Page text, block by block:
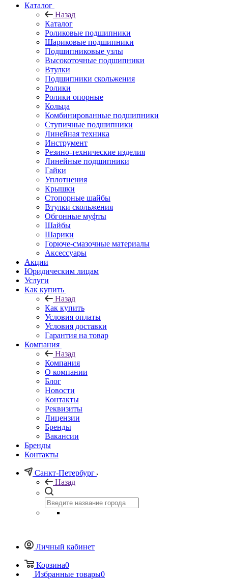
Каталог
Назад
Каталог
Роликовые подшипники
Шариковые подшипники
Подшипниковые узлы
Высокоточные подшипники
Втулки
Подшипники скольжения
Ролики
Ролики опорные
Кольца
Комбинированные подшипники
Ступичные подшипники
Линейная техника
Инструмент
Резино-технические изделия
Линейные подшипники
Гайки
Уплотнения
Крышки
Стопорные шайбы
Втулки скольжения
Обгонные муфты
Шайбы
Шарики
Горюче-смазочные материалы
Аксессуары
Акции
Юридическим лицам
Услуги
Как купить
Назад
Как купить
Условия оплаты
Условия доставки
Гарантия на товар
Компания
Назад
Компания
О компании
Блог
Новости
Контакты
Реквизиты
Лицензии
Бренды
Вакансии
Бренды
Контакты
Санкт-Петербург
Назад
Личный кабинет
Корзина0
Избранные товары0